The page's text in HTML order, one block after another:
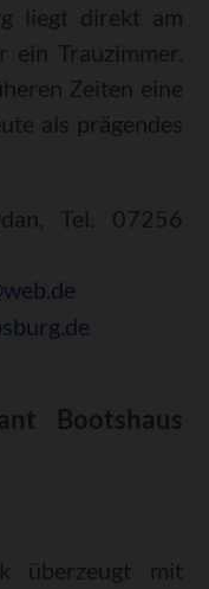
liegt direkt am
Trauzimmer.
Zeiten eine
als prägendes
Tel. 07256
Bootshaus
überzeugt mit